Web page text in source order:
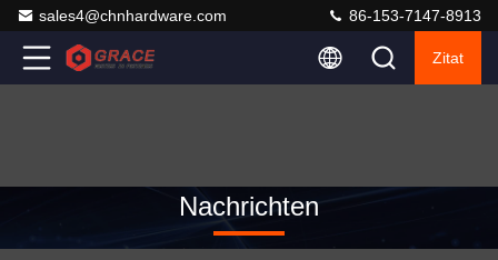
sales4@chnhardware.com 86-153-7147-8913
Zitat
Nachrichten